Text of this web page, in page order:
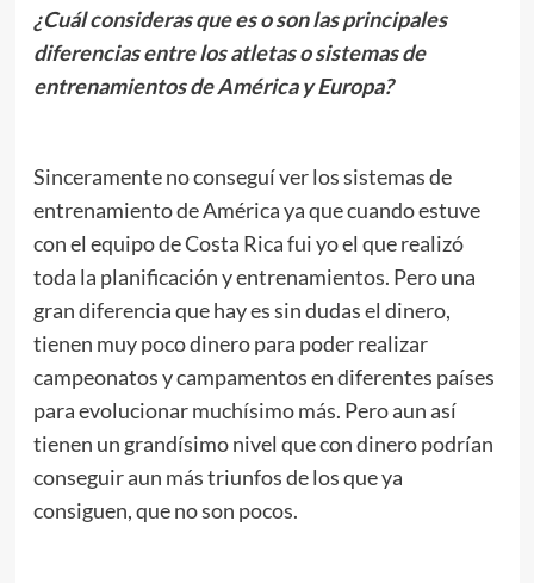
¿Cuál consideras que es o son las principales
diferencias entre los atletas o sistemas de
entrenamientos de América y Europa?
Sinceramente no conseguí ver los sistemas de
entrenamiento de América ya que cuando estuve
con el equipo de Costa Rica fui yo el que realizó
toda la planificación y entrenamientos. Pero una
gran diferencia que hay es sin dudas el dinero,
tienen muy poco dinero para poder realizar
campeonatos y campamentos en diferentes países
para evolucionar muchísimo más. Pero aun así
tienen un grandísimo nivel que con dinero podrían
conseguir aun más triunfos de los que ya
consiguen, que no son pocos.